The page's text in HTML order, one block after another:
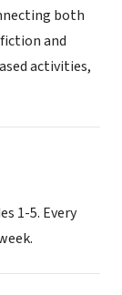
both
and
activities,
1-5. Every